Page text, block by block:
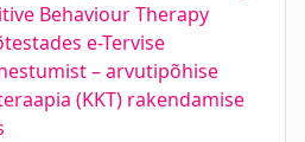
Behaviour Therapy
e-Tervise
– arvutipõhise
(KKT) rakendamise